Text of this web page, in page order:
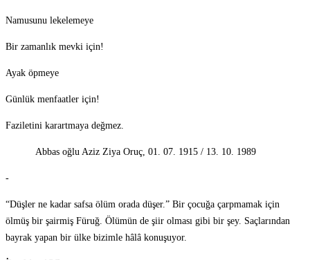
Namusunu lekelemeye
Bir zamanlık mevki için!
Ayak öpmeye
Günlük menfaatler için!
Faziletini karartmaya değmez.
Abbas oğlu Aziz Ziya Oruç, 01. 07. 1915 / 13. 10. 1989
-
“Düşler ne kadar safsa ölüm orada düşer.” Bir çocuğa çarpmamak için
ölmüş bir şairmiş Füruğ. Ölümün de şiir olması gibi bir şey. Saçlarından
bayrak yapan bir ülke bizimle hâlâ konuşuyor.